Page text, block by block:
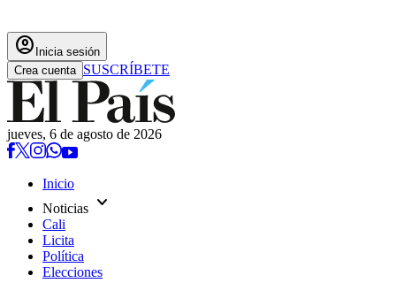
account_circle Inicia sesión
Crea cuenta SUSCRÍBETE
jueves, 6 de agosto de 2026
Inicio
Noticias expand_more
Cali
Licita
Política
Elecciones